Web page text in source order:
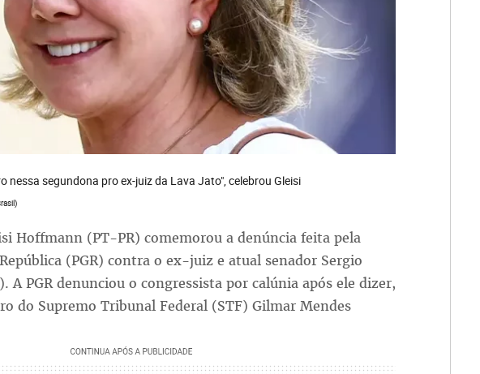
nessa segundona pro ex-juiz da Lava Jato", celebrou Gleisi
Hoffmann (PT-PR) comemorou a denúncia feita pela
(PGR) contra o ex-juiz e atual senador Sergio
A PGR denunciou o congressista por calúnia após ele dizer,
do Supremo Tribunal Federal (STF) Gilmar Mendes